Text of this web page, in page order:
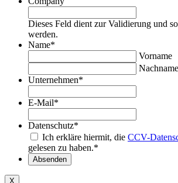
Dieses Feld dient zur Validierung und
werden.
Name*
Vorname
Nachname
Unternehmen*
E-Mail*
Datenschutz*
Ich erkläre hiermit, die CCV-
gelesen zu haben.*
Absenden
X